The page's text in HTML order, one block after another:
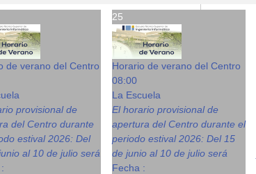
de verano del Centro
provisional de
del Centro durante
estival 2026: Del
al 10 de julio será
25
Horario de verano del Centro
08:00
La Escuela
El horario provisional de
apertura del Centro durante el
periodo estival 2026: Del 15
de junio al 10 de julio será
Fecha :